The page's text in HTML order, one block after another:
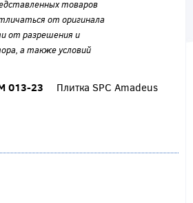
товаров
от оригинала
от разрешения и
а также условий
013-23 Плитка SPC Amadeus